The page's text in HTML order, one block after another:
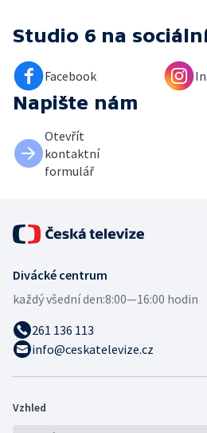
Studio 6 na
Facebook
Napište nám
Otevřít
kontaktní
formulář
Divácké centrum
každý všední den:8:00—16:00 hodin
261 136 113
info@ceskatelevize.cz
Vzhled